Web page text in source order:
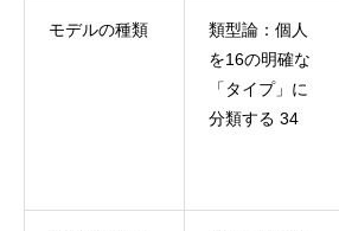
モデルの種類
類型論：個人
を16の明確な
「タイプ」に
分類する 34